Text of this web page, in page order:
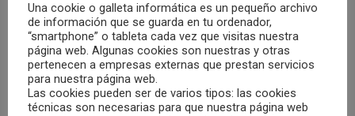
OFERTA DE EMPLEO EN LAS PROVINCIAS DE
MADRID Y TOLEDO
Una cookie o galleta informática es un pequeño archivo
de información que se guarda en tu ordenador,
“smartphone” o tableta cada vez que visitas nuestra
página web. Algunas cookies son nuestras y otras
pertenecen a empresas externas que prestan servicios
para nuestra página web.
Las cookies pueden ser de varios tipos: las cookies
técnicas son necesarias para que nuestra página web